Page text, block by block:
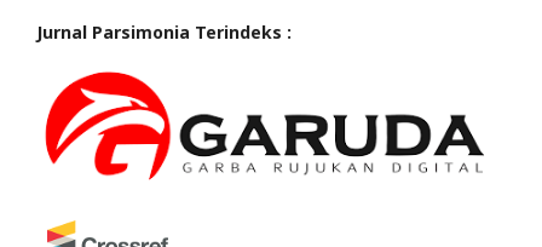
Jurnal Parsimonia Terindeks :